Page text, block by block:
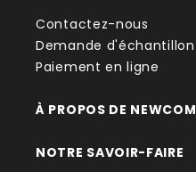
Contactez-nous
Demande d'échantillon
Paiement en ligne
À PROPOS DE NEWCOM
NOTRE SAVOIR-FAIRE